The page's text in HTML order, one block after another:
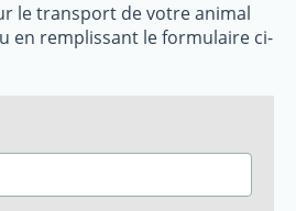
le transport de votre animal
en remplissant le formulaire ci-